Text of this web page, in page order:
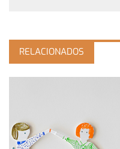
RELACIONADOS